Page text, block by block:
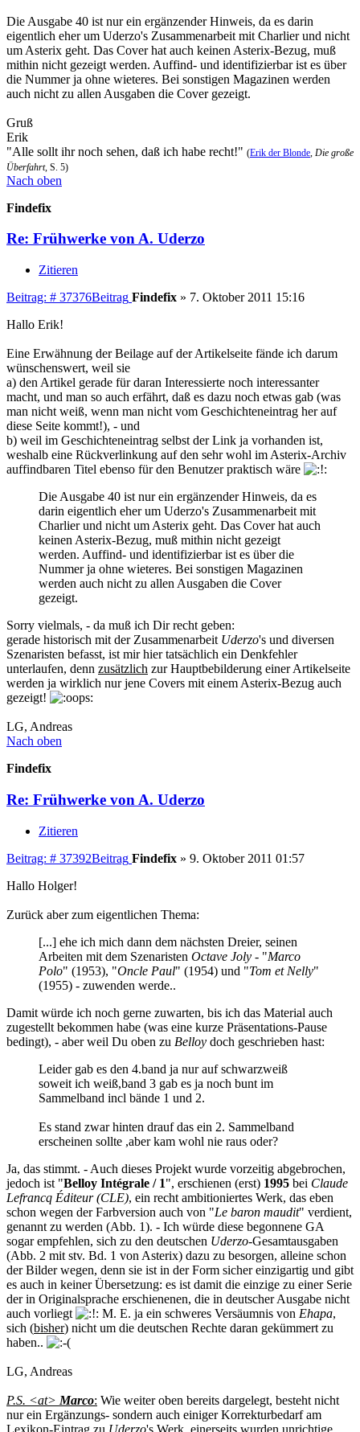
Die Ausgabe 40 ist nur ein ergänzender Hinweis, da es darin
eigentlich eher um Uderzo's Zusammenarbeit mit Charlier und nicht
um Asterix geht. Das Cover hat auch keinen Asterix-Bezug, muß
mithin nicht gezeigt werden. Auffind- und identifizierbar ist es über
die Nummer ja ohne wieteres. Bei sonstigen Magazinen werden
auch nicht zu allen Ausgaben die Cover gezeigt.
Gruß
Erik
"Alle sollt ihr noch sehen, daß ich habe recht!" (Erik der Blonde Die große
Überfahrt, S. 5)
Nach oben
Findefix
Re: Frühwerke von A. Uderzo
Zitieren
Beitrag: # 37376Beitrag Findefix » 7. Oktober 2011 15:16
Hallo Erik!
Eine Erwähnung der Beilage auf der Artikelseite fände ich darum
wünschenswert, weil sie
a) den Artikel gerade für daran Interessierte noch interessanter
macht, und man so auch erfährt, daß es dazu noch etwas gab (was
man nicht weiß, wenn man nicht vom Geschichteneintrag her auf
diese Seite kommt!), - und
b) weil im Geschichteneintrag selbst der Link ja vorhanden ist,
weshalb eine Rückverlinkung auf den sehr wohl im Asterix-Archiv
auffindbaren Titel ebenso für den Benutzer praktisch wäre
Die Ausgabe 40 ist nur ein ergänzender Hinweis, da es
darin eigentlich eher um Uderzo's Zusammenarbeit mit
Charlier und nicht um Asterix geht. Das Cover hat auch
keinen Asterix-Bezug, muß mithin nicht gezeigt
werden. Auffind- und identifizierbar ist es über die
Nummer ja ohne wieteres. Bei sonstigen Magazinen
werden auch nicht zu allen Ausgaben die Cover
gezeigt.
Sorry vielmals, - da muß ich Dir recht geben:
gerade historisch mit der Zusammenarbeit Uderzo's und diversen
Szenaristen befasst, ist mir hier tatsächlich ein Denkfehler
unterlaufen, denn zusätzlich zur Hauptbebilderung einer Artikelseite
werden ja wirklich nur jene Covers mit einem Asterix-Bezug auch
gezeigt!
LG, Andreas
Nach oben
Findefix
Re: Frühwerke von A. Uderzo
Zitieren
Beitrag: # 37392Beitrag Findefix » 9. Oktober 2011 01:57
Hallo Holger!
Zurück aber zum eigentlichen Thema:
[...] ehe ich mich dann dem nächsten Dreier, seinen
Arbeiten mit dem Szenaristen Octave Joly - "Marco
Polo" (1953), "Oncle Paul" (1954) und "Tom et Nelly"
(1955) - zuwenden werde..
Damit würde ich noch gerne zuwarten, bis ich das Material auch
zugestellt bekommen habe (was eine kurze Präsentations-Pause
bedingt), - aber weil Du oben zu Belloy doch geschrieben hast:
Leider gab es den 4.band ja nur auf schwarzweiß
soweit ich weiß,band 3 gab es ja noch bunt im
Sammelband incl bände 1 und 2.
Es stand zwar hinten drauf das ein 2. Sammelband
erscheinen sollte ,aber kam wohl nie raus oder?
Ja, das stimmt. - Auch dieses Projekt wurde vorzeitig abgebrochen,
jedoch ist "Belloy Intégrale / 1", erschienen (erst) 1995 bei Claude
Lefrancq Éditeur (CLE), ein recht ambitioniertes Werk, das eben
schon wegen der Farbversion auch von "Le baron maudit" verdient,
genannt zu werden (Abb. 1). - Ich würde diese begonnene GA
sogar empfehlen, sich zu den deutschen Uderzo-Gesamtausgaben
(Abb. 2 mit stv. Bd. 1 von Asterix) dazu zu besorgen, alleine schon
der Bilder wegen, denn sie ist in der Form sicher einzigartig und gibt
es auch in keiner Übersetzung: es ist damit die einzige zu einer Serie
der in Originalsprache erschienenen, die in deutscher Ausgabe nicht
auch vorliegt
M. E. ja ein schweres Versäumnis von Ehapa,
sich (bisher) nicht um die deutschen Rechte daran gekümmert zu
haben..
LG, Andreas
P.S. <at> Marco: Wie weiter oben bereits dargelegt, besteht nicht
nur ein Ergänzungs- sondern auch einiger Korrekturbedarf am
Lexikon-Eintrag zu Uderzo's Werk, einerseits wurden unrichtige